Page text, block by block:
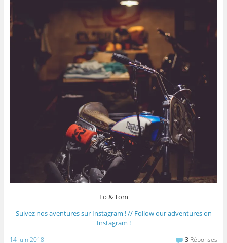
Lo & Tom
Suivez nos aventures sur Instagram ! // Follow our adventures on
Instagram !
14 juin 2018 3 Réponses